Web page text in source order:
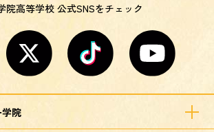
院高等学校 公式SNSをチェック
院